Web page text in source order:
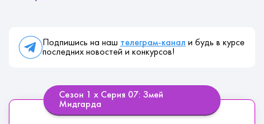
Подпишись на наш телеграм-канал и будь в курсе
последних новостей и конкурсов!
Сезон 1 х Серия 07: Змей
Мидгарда